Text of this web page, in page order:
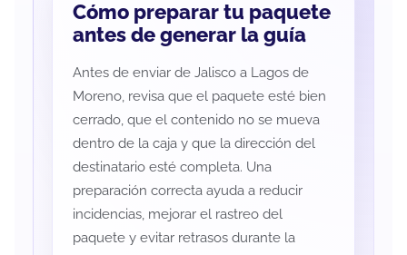
Cómo preparar tu paquete
antes de generar la guía
Antes de enviar de Jalisco a Lagos de
Moreno, revisa que el paquete esté bien
cerrado, que el contenido no se mueva
dentro de la caja y que la dirección del
destinatario esté completa. Una
preparación correcta ayuda a reducir
incidencias, mejorar el rastreo del
paquete y evitar retrasos durante la